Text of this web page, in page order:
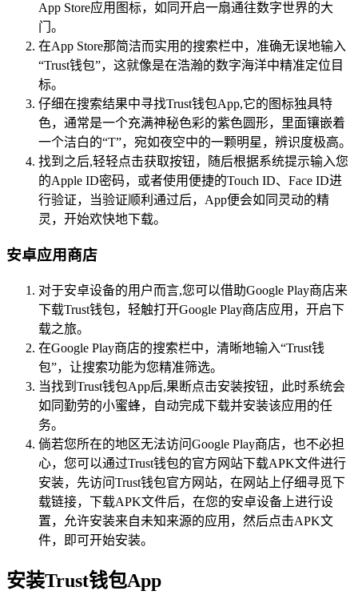
App Store应用图标，如同开启一扇通往数字世界的大
门。
在App Store那简洁而实用的搜索栏中，准确无误地输入
“Trust钱包”，这就像是在浩瀚的数字海洋中精准定位目
标。
仔细在搜索结果中寻找Trust钱包App,它的图标独具特
色，通常是一个充满神秘色彩的紫色圆形，里面镶嵌着
一个洁白的“T”，宛如夜空中的一颗明星，辨识度极高。
找到之后,轻轻点击获取按钮，随后根据系统提示输入您
的Apple ID密码，或者使用便捷的Touch ID、Face ID进
行验证，当验证顺利通过后，App便会如同灵动的精
灵，开始欢快地下载。
安卓应用商店
对于安卓设备的用户而言,您可以借助Google Play商店来
下载Trust钱包，轻触打开Google Play商店应用，开启下
载之旅。
在Google Play商店的搜索栏中，清晰地输入“Trust钱
包”，让搜索功能为您精准筛选。
当找到Trust钱包App后,果断点击安装按钮，此时系统会
如同勤劳的小蜜蜂，自动完成下载并安装该应用的任
务。
倘若您所在的地区无法访问Google Play商店，也不必担
心，您可以通过Trust钱包的官方网站下载APK文件进行
安装，先访问Trust钱包官方网站，在网站上仔细寻觅下
载链接，下载APK文件后，在您的安卓设备上进行设
置，允许安装来自未知来源的应用，然后点击APK文
件，即可开始安装。
安装Trust钱包App